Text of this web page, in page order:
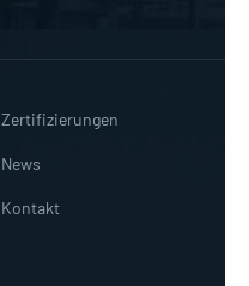
Zertifizierungen
News
Kontakt